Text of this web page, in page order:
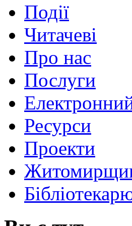
Події
Читачеві
Про нас
Послуги
Ресурси
Проекти